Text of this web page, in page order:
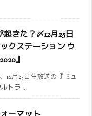
きた？〆12月25日
クステーション ウ
』
12月25日生放送の『ミュ
トラ ...